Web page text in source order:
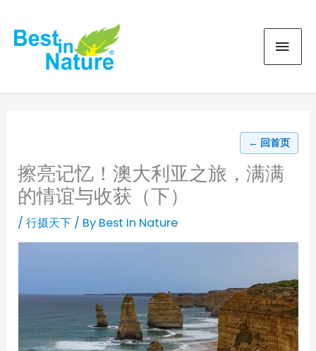
content
← 回首页
擦亮记忆！澳大利亚之旅，满满
的情谊与收获（下）
/行摄天下 / By Best In Nature